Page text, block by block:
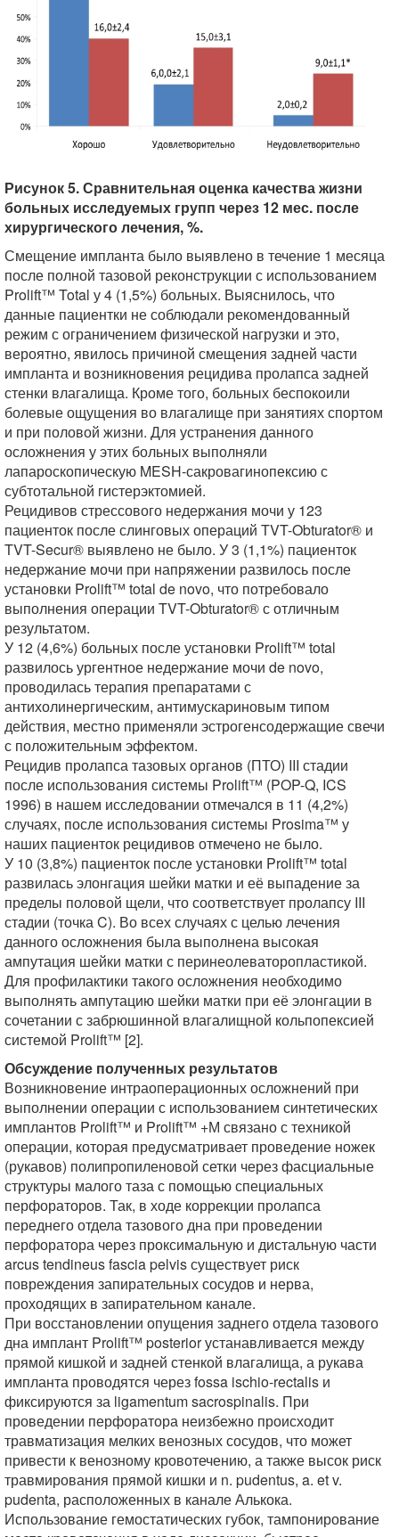
Рисунок 5. Сравнительная оценка качества жизни
больных исследуемых групп через 12 мес. после
хирургического лечения, %.
Смещение импланта было выявлено в течение 1 месяца
после полной тазовой реконструкции с использованием
Prolift™ Total у 4 (1,5%) больных. Выяснилось, что
данные пациентки не соблюдали рекомендованный
режим с ограничением физической нагрузки и это,
вероятно, явилось причиной смещения задней части
импланта и возникновения рецидива пролапса задней
стенки влагалища. Кроме того, больных беспокоили
болевые ощущения во влагалище при занятиях спортом
и при половой жизни. Для устранения данного
осложнения у этих больных выполняли
лапароскопическую MESH-сакровагинопексию с
субтотальной гистерэктомией.
Рецидивов стрессового недержания мочи у 123
пациенток после слинговых операций TVT-Obturator® и
TVT-Secur® выявлено не было. У 3 (1,1%) пациенток
недержание мочи при напряжении развилось после
установки Prolift™ total de novo, что потребовало
выполнения операции TVT-Obturator® с отличным
результатом.
У 12 (4,6%) больных после установки Prolift™ total
развилось ургентное недержание мочи de novo,
проводилась терапия препаратами с
антихолинергическим, антимускариновым типом
действия, местно применяли эстрогенсодержащие свечи
с положительным эффектом.
Рецидив пролапса тазовых органов (ПТО) III стадии
после использования системы Prolift™ (POP-Q, ICS
1996) в нашем исследовании отмечался в 11 (4,2%)
случаях, после использования системы Prosima™ у
наших пациенток рецидивов отмечено не было.
У 10 (3,8%) пациенток после установки Prolift™ total
развилась элонгация шейки матки и её выпадение за
пределы половой щели, что соответствует пролапсу III
стадии (точка C). Во всех случаях с целью лечения
данного осложнения была выполнена высокая
ампутация шейки матки с перинеолеваторопластикой.
Для профилактики такого осложнения необходимо
выполнять ампутацию шейки матки при её элонгации в
сочетании с забрюшинной влагалищной кольпопексией
системой Prolift™ [2].
Обсуждение полученных результатов
Возникновение интраоперационных осложнений при
выполнении операции с использованием синтетических
имплантов Prolift™ и Prolift™ +М связано с техникой
операции, которая предусматривает проведение ножек
(рукавов) полипропиленовой сетки через фасциальные
структуры малого таза с помощью специальных
перфораторов. Так, в ходе коррекции пролапса
переднего отдела тазового дна при проведении
перфоратора через проксимальную и дистальную части
arcus tendineus fascia pelvis существует риск
повреждения запирательных сосудов и нерва,
проходящих в запирательном канале.
При восстановлении опущения заднего отдела тазового
дна имплант Prolift™ posterior устанавливается между
прямой кишкой и задней стенкой влагалища, а рукава
импланта проводятся через fossa ischio-rectalis и
фиксируются за ligamentum sacrospinalis. При
проведении перфоратора неизбежно происходит
травматизация мелких венозных сосудов, что может
привести к венозному кровотечению, а также высок риск
травмирования прямой кишки и n. pudentus, a. et v.
pudenta, расположенных в канале Алькока.
Использование гемостатических губок, тампонирование